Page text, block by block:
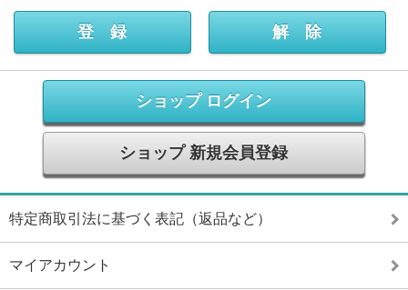
ショップ ログイン
ショップ 新規会員登録
特定商取引法に基づく表記（返品など）
マイアカウント